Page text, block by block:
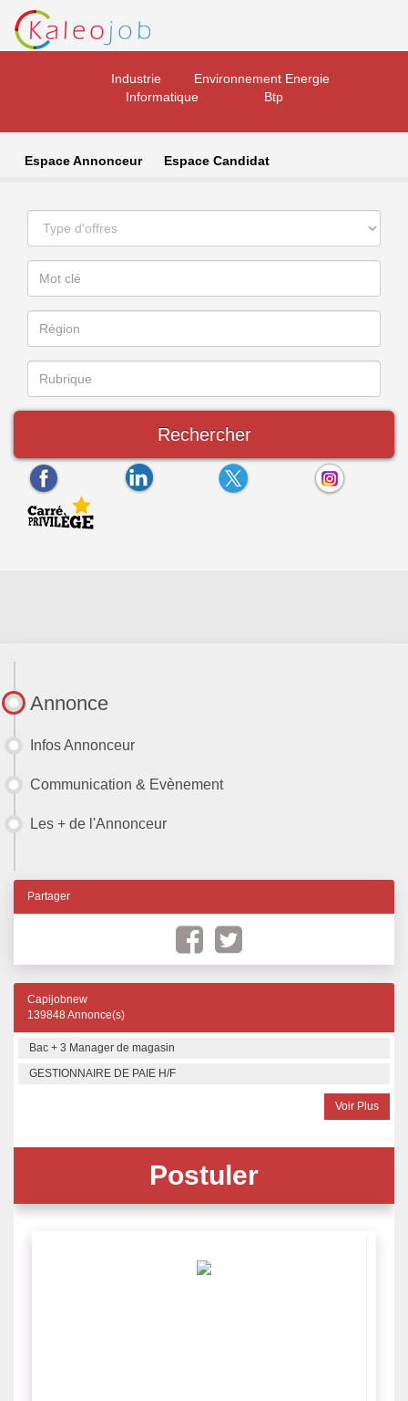
Industrie
Environnement Energie
Informatique
Btp
Espace Annonceur Espace Candidat
Rechercher
Annonce
Infos Annonceur
Communication & Evènement
Les + de l'Annonceur
Partager
Capijobnew
139848 Annonce(s)
Bac + 3 Manager de magasin
GESTIONNAIRE DE PAIE H/F
Voir Plus
Postuler